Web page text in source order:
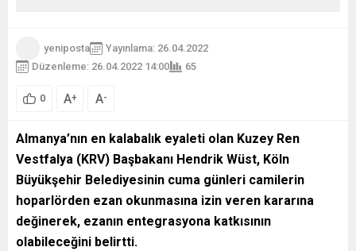
yeniposta
Yayınlama: 26.04.2022
Düzenleme: 26.04.2022 14:00
65
0 A+ A-
Almanya’nın en kalabalık eyaleti olan Kuzey Ren
Vestfalya (KRV) Başbakanı Hendrik Wüst, Köln
Büyükşehir Belediyesinin cuma günleri camilerin
hoparlörden ezan okunmasına izin veren kararına
değinerek, ezanın entegrasyona katkısının
olabileceğini belirtti.